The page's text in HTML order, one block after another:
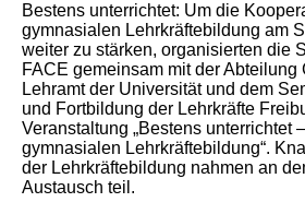
Bestens unterrichtet: Um die
gymnasialen Lehrkräftebildung am
weiter zu stärken, organisierten die
FACE gemeinsam mit der Abteilung
Lehramt der Universität und dem
und Fortbildung der Lehrkräfte
Veranstaltung „Bestens unterrichtet
gymnasialen Lehrkräftebildung“.
der Lehrkräftebildung nahmen an
Austausch teil.